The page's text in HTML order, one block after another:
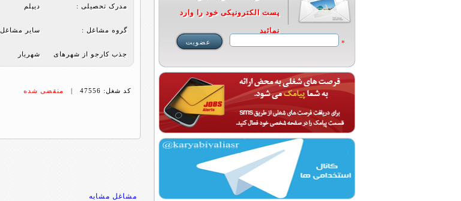
مدرک تحصیلی : دیپلم
گروه مشاغل : ساير مشاغل
جذب کارجو از شهرهای شهریار
کد شغل: 47556 | منقضی شده
مشاغل مشابه
پست الکترونیکی خود را وارد
نمائید
*